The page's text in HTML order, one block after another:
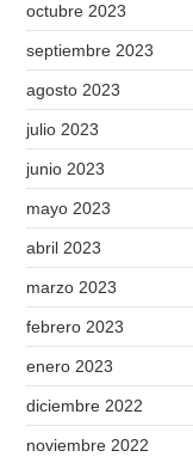
octubre 2023
septiembre 2023
agosto 2023
julio 2023
junio 2023
mayo 2023
abril 2023
marzo 2023
febrero 2023
enero 2023
diciembre 2022
noviembre 2022